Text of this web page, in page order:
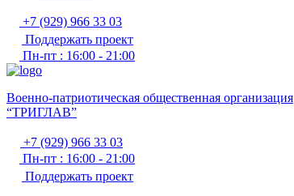
+7 (929) 966 33 03
Поддержать проект
Пн-пт : 16:00 - 21:00
Военно-патриотическая общественная организация
“ТРИГЛАВ”
+7 (929) 966 33 03
Пн-пт : 16:00 - 21:00
Поддержать проект